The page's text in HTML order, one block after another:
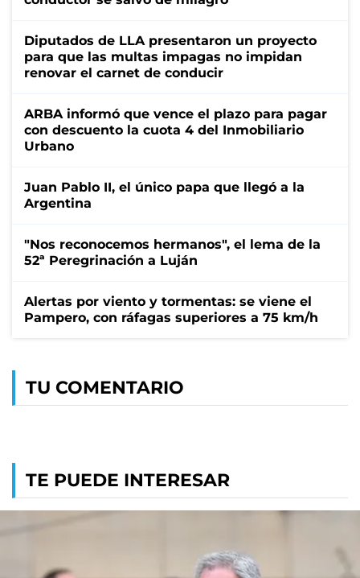
Diputados de LLA presentaron un proyecto
para que las multas impagas no impidan
renovar el carnet de conducir
ARBA informó que vence el plazo para pagar
con descuento la cuota 4 del Inmobiliario
Urbano
Juan Pablo II, el único papa que llegó a la
Argentina
"Nos reconocemos hermanos", el lema de la
52ª Peregrinación a Luján
Alertas por viento y tormentas: se viene el
Pampero, con ráfagas superiores a 75 km/h
TU COMENTARIO
TE PUEDE INTERESAR